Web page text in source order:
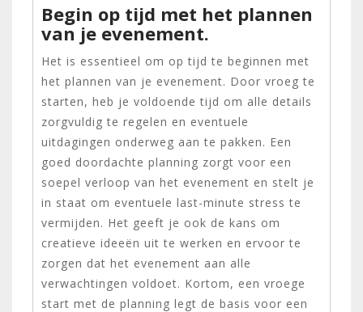
Begin op tijd met het plannen
van je evenement.
Het is essentieel om op tijd te beginnen met
het plannen van je evenement. Door vroeg te
starten, heb je voldoende tijd om alle details
zorgvuldig te regelen en eventuele
uitdagingen onderweg aan te pakken. Een
goed doordachte planning zorgt voor een
soepel verloop van het evenement en stelt je
in staat om eventuele last-minute stress te
vermijden. Het geeft je ook de kans om
creatieve ideeën uit te werken en ervoor te
zorgen dat het evenement aan alle
verwachtingen voldoet. Kortom, een vroege
start met de planning legt de basis voor een